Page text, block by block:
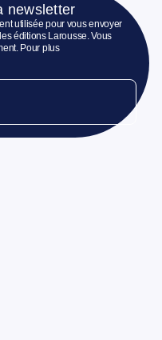
newsletter
utilisée pour vous envoyer
éditions Larousse. Vous
Pour plus